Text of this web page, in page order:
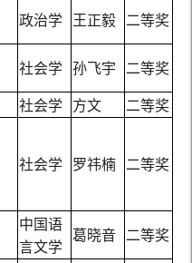
政治学 王正毅 二等奖
社会学 孙飞宇 二等奖
社会学 方文
二等奖
社会学 罗祎楠 二等奖
中国语
言文学
葛晓音 二等奖